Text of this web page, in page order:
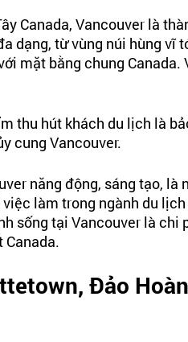
Canada, Vancouver là
dạng, từ vùng núi hùng
mặt bằng chung
thu hút khách du lịch là
cung Vancouver.
năng động, sáng tạo,
việc làm trong ngành du
sống tại Vancouver là
Canada.
Đảo